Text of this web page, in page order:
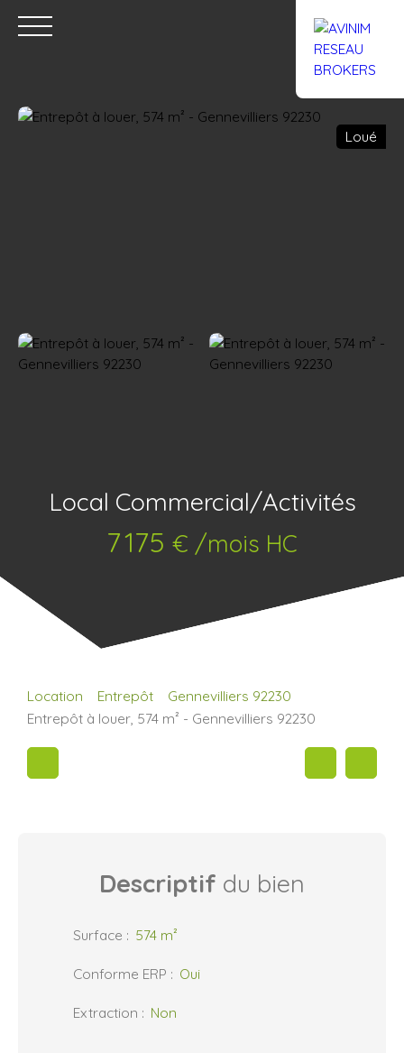
Loué
Local Commercial/Activités
7 175 € /mois HC
Location Entrepôt
Gennevilliers 92230
Entrepôt à louer, 574 m² - Gennevilliers 92230
Descriptif du bien
Surface : 574 m²
Conforme ERP : Oui
Extraction : Non